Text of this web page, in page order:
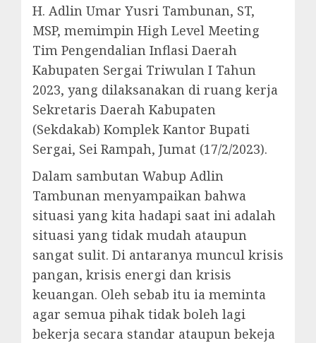
H. Adlin Umar Yusri Tambunan, ST,
MSP, memimpin High Level Meeting
Tim Pengendalian Inflasi Daerah
Kabupaten Sergai Triwulan I Tahun
2023, yang dilaksanakan di ruang kerja
Sekretaris Daerah Kabupaten
(Sekdakab) Komplek Kantor Bupati
Sergai, Sei Rampah, Jumat (17/2/2023).
Dalam sambutan Wabup Adlin
Tambunan menyampaikan bahwa
situasi yang kita hadapi saat ini adalah
situasi yang tidak mudah ataupun
sangat sulit. Di antaranya muncul krisis
pangan, krisis energi dan krisis
keuangan. Oleh sebab itu ia meminta
agar semua pihak tidak boleh lagi
bekerja secara standar ataupun bekeja